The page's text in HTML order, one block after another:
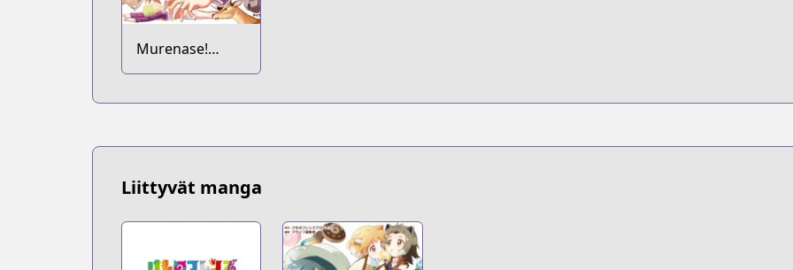
Murenase!
Seton Gakuen
Liittyvät manga